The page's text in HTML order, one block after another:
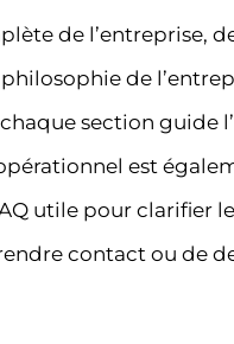
de l’entreprise,
de
section guide
est
utile pour clarifier
contact ou de